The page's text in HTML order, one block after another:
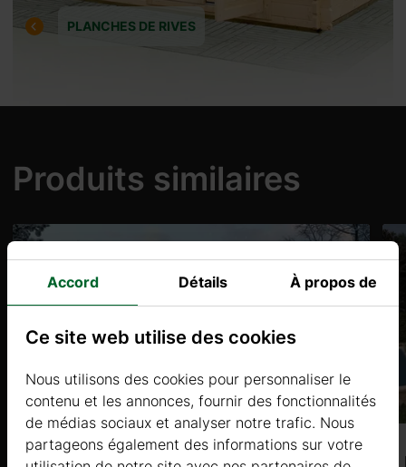
PLANCHES DE RIVES
Produits similaires
ALOITIS (44+44mm) 6×7,8 m, 35㎡+12
Accord Détails À propos de
Ce site web utilise des cookies
Nous utilisons des cookies pour personnaliser le
contenu et les annonces, fournir des fonctionnalités
de médias sociaux et analyser notre trafic. Nous
partageons également des informations sur votre